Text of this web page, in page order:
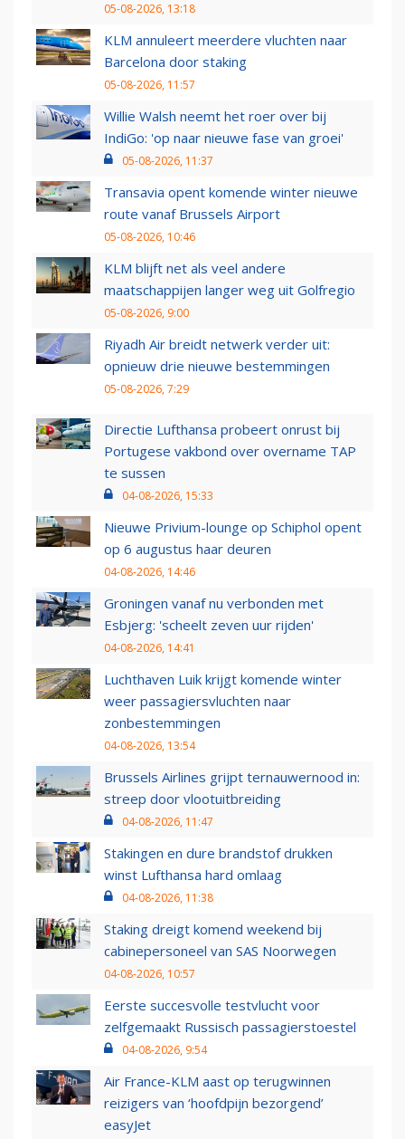
05-08-2026, 13:18
KLM annuleert meerdere vluchten naar
Barcelona door staking
05-08-2026, 11:57
Willie Walsh neemt het roer over bij
IndiGo: 'op naar nieuwe fase van groei'
05-08-2026, 11:37
Transavia opent komende winter nieuwe
route vanaf Brussels Airport
05-08-2026, 10:46
KLM blijft net als veel andere
maatschappijen langer weg uit Golfregio
05-08-2026, 9:00
Riyadh Air breidt netwerk verder uit:
opnieuw drie nieuwe bestemmingen
05-08-2026, 7:29
Directie Lufthansa probeert onrust bij
Portugese vakbond over overname TAP
te sussen
04-08-2026, 15:33
Nieuwe Privium-lounge op Schiphol opent
op 6 augustus haar deuren
04-08-2026, 14:46
Groningen vanaf nu verbonden met
Esbjerg: 'scheelt zeven uur rijden'
04-08-2026, 14:41
Luchthaven Luik krijgt komende winter
weer passagiersvluchten naar
zonbestemmingen
04-08-2026, 13:54
Brussels Airlines grijpt ternauwernood in:
streep door vlootuitbreiding
04-08-2026, 11:47
Stakingen en dure brandstof drukken
winst Lufthansa hard omlaag
04-08-2026, 11:38
Staking dreigt komend weekend bij
cabinepersoneel van SAS Noorwegen
04-08-2026, 10:57
Eerste succesvolle testvlucht voor
zelfgemaakt Russisch passagierstoestel
04-08-2026, 9:54
Air France-KLM aast op terugwinnen
reizigers van ‘hoofdpijn bezorgend’
easyJet